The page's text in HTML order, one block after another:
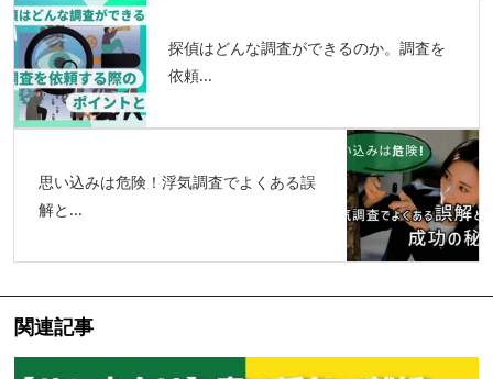
探偵はどんな調査ができるのか。調査を
依頼...
思い込みは危険！浮気調査でよくある誤
解と...
関連記事